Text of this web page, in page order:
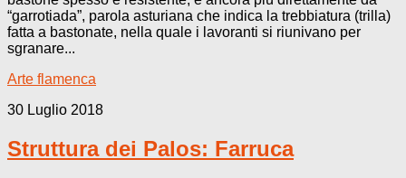
“garrotiada”, parola asturiana che indica la trebbiatura (trilla)
fatta a bastonate, nella quale i lavoranti si riunivano per
sgranare...
Arte flamenca
30 Luglio 2018
Struttura dei Palos: Farruca